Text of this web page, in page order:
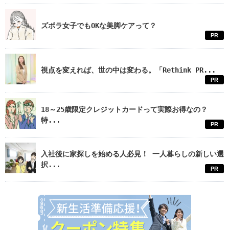
ズボラ女子でもOKな美脚ケアって？
PR
視点を変えれば、世の中は変わる。「Rethink PR...
PR
18～25歳限定クレジットカードって実際お得なの？
特...
PR
入社後に家探しを始める人必見！ 一人暮らしの新しい選
択...
PR